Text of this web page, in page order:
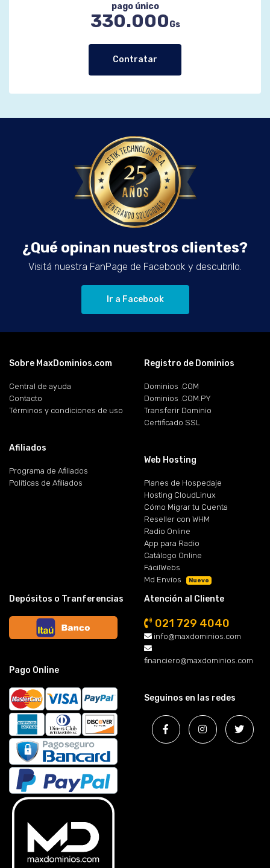
pago único
330.000Gs
Contratar
¿Qué opinan nuestros clientes?
Visitá nuestra FanPage de Facebook y descubrilo.
Ir a Facebook
Sobre MaxDominios.com
Central de ayuda
Contacto
Términos y condiciones de uso
Afiliados
Programa de Afiliados
Políticas de Afiliados
Registro de Dominios
Dominios .COM
Dominios .COM.PY
Transferir Dominio
Certificado SSL
Web Hosting
Planes de Hospedaje
Hosting CloudLinux
Cómo Migrar tu Cuenta
Reseller con WHM
Radio Online
App para Radio
Catálogo Online
FácilWebs
Md Envíos
Nuevo
Depósitos o Tranferencias
Pago Online
Atención al Cliente
021 729 4040
info@maxdominios.com
financiero@maxdominios.com
Seguinos en las redes